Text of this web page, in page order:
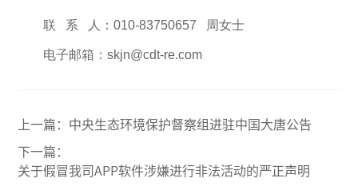
联 系 人：010-83750657 周女士
电子邮箱：skjn@cdt-re.com
上一篇： 中央生态环境保护督察组进驻中国大唐公告
下一篇：
关于假冒我司APP软件涉嫌进行非法活动的严正声明